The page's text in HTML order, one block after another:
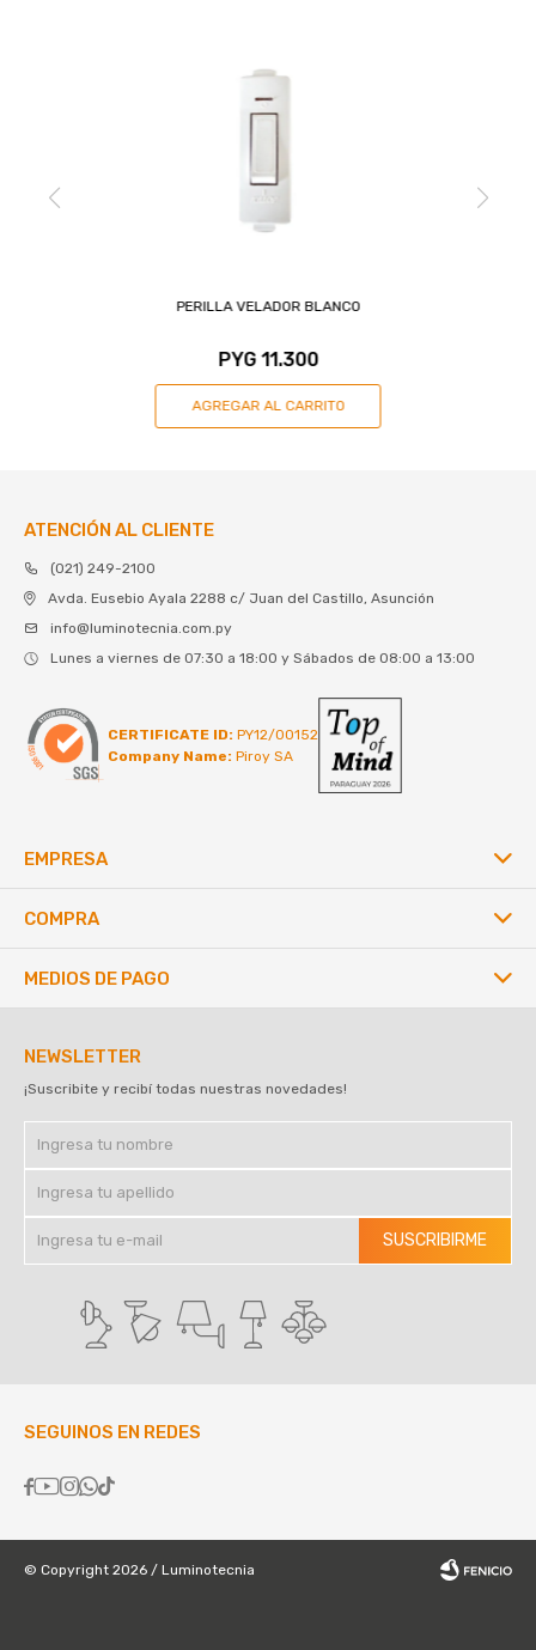
PERILLA VELADOR BLANCO
PYG 11.300
ATENCIÓN AL CLIENTE
(021) 249-2100
Avda. Eusebio Ayala 2288 c/ Juan del Castillo, Asunción
info@luminotecnia.com.py
Lunes a viernes de 07:30 a 18:00 y Sábados de 08:00 a 13:00
CERTIFICATE ID: PY12/00152
Company Name: Piroy SA
EMPRESA
COMPRA
NEWSLETTER
¡Suscribite y recibí todas nuestras novedades!
SUSCRIBIRME
SEGUINOS EN REDES

MEDIOS DE PAGO
© Copyright 2026 / Luminotecnia